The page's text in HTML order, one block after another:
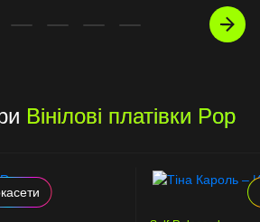
Вінілові платівки Pop